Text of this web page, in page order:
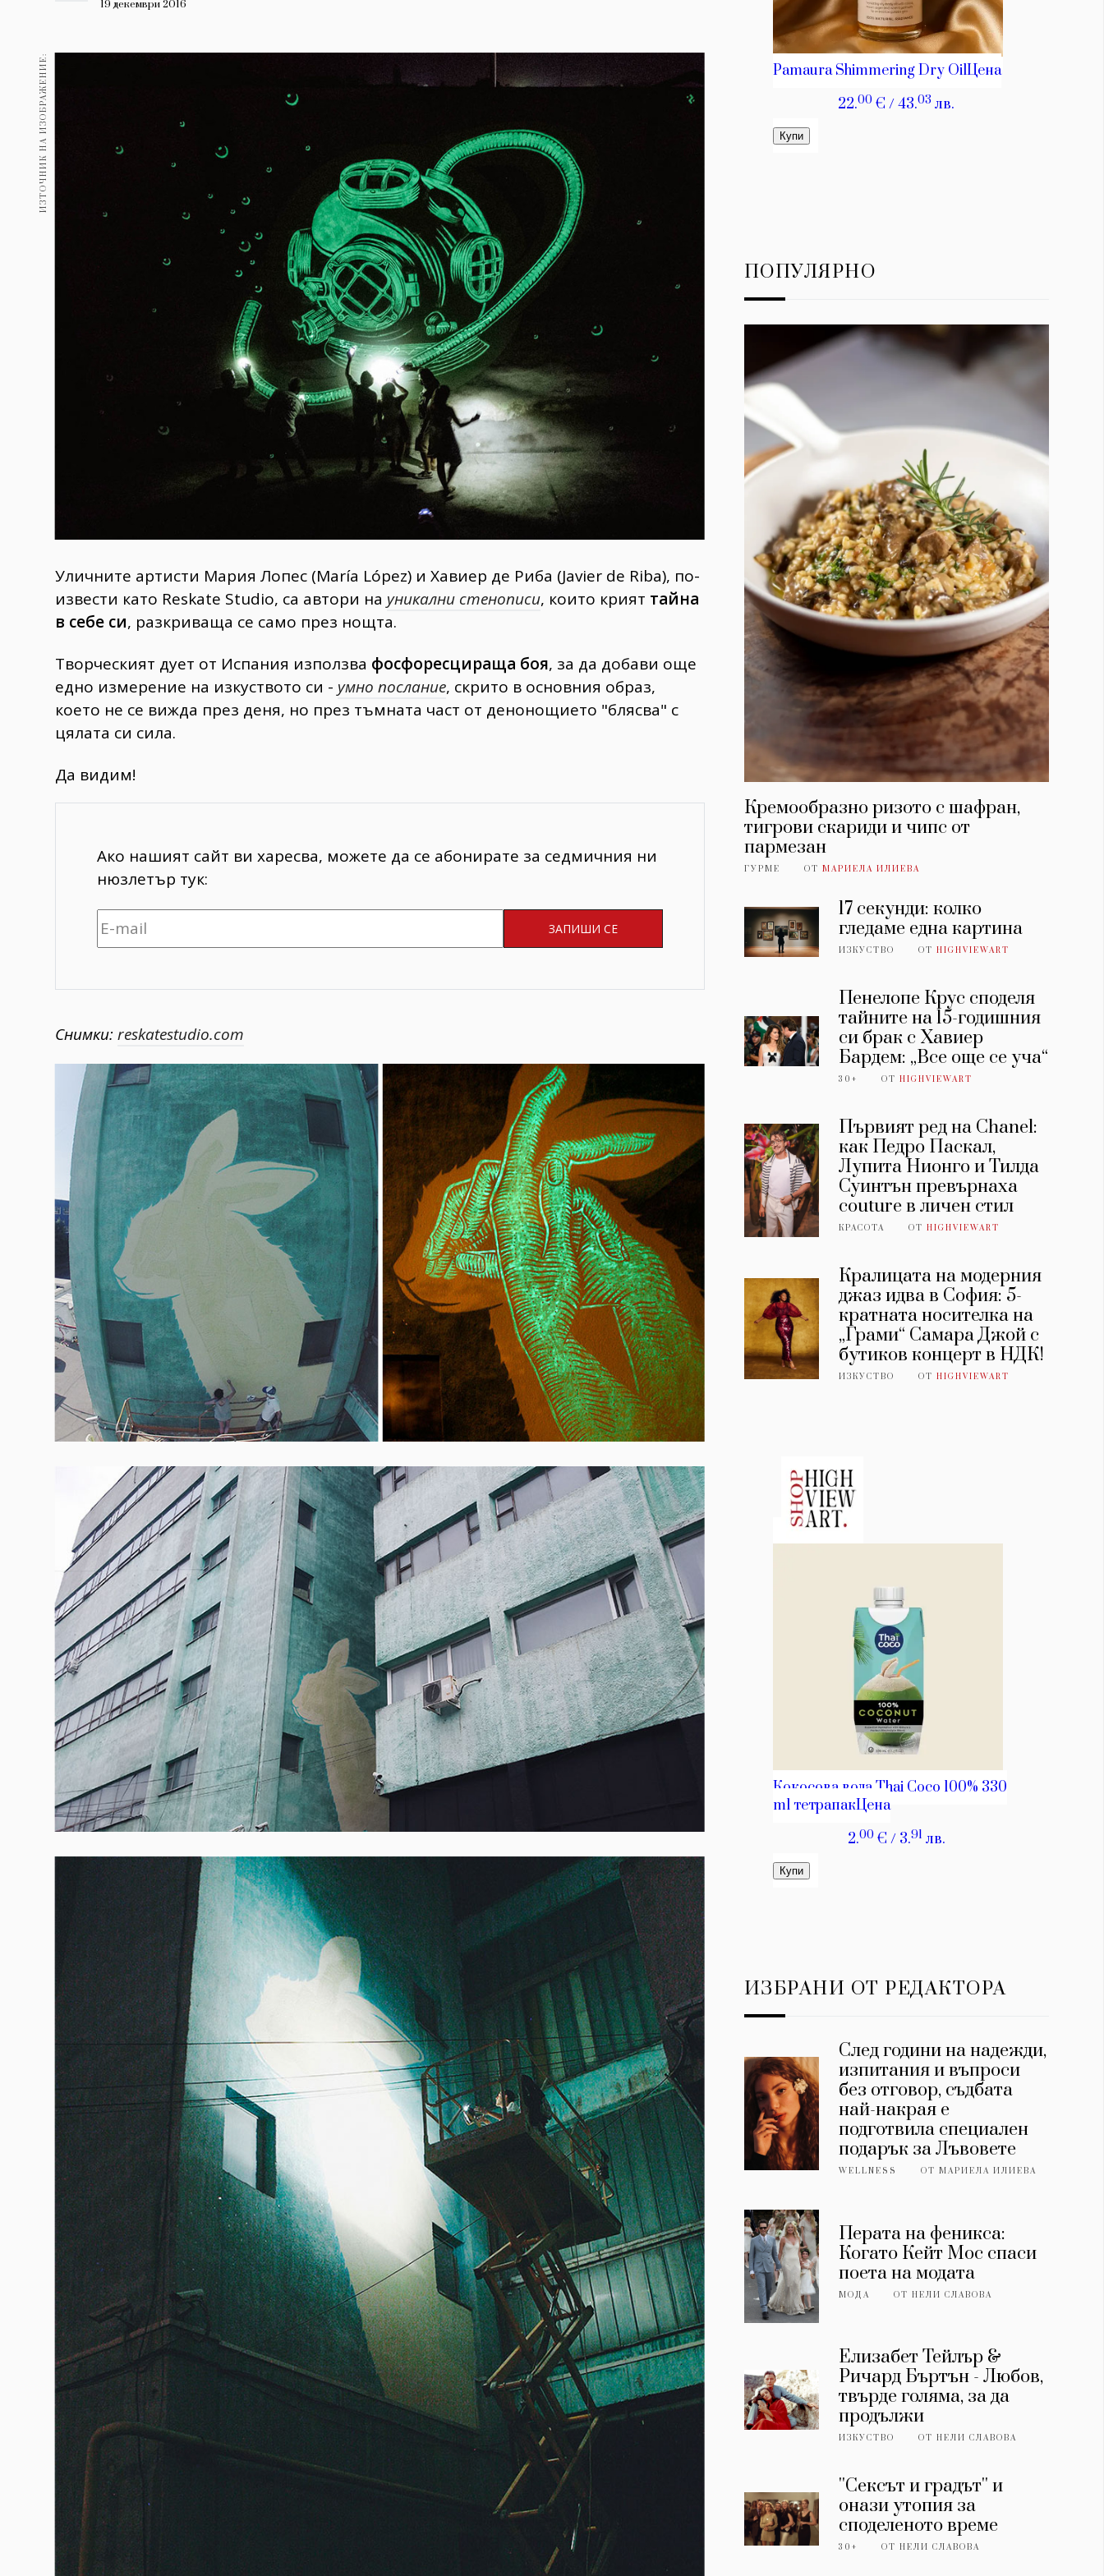
Здраве
Gentlemen
Wellness
19 декември 2016
ИЗТОЧНИК НА ИЗОБРАЖЕНИЕ:
Уличните артисти Мария Лопес (María López) и Хавиер де Риба (Javier de Riba), по-
извести като Reskate Studio, са автори на уникални стенописи, които крият тайна
в себе си, разкриваща се само през нощта.
Творческият дует от Испания използва фосфоресциращa боя, за да добави още
едно измерение на изкуството си - умно послание, скрито в основния образ,
което не се вижда през деня, но през тъмната част от денонощието "блясва" с
цялата си сила.
Да видим!
Ако нашият сайт ви харесва, можете да се абонирате за седмичния ни
нюзлетър тук:
Снимки: reskatestudio.com
ПОПУЛЯРНО
Кремообразно ризото с шафран,
тигрови скариди и чипс от
пармезан
ГУРМЕ ОТ МАРИЕЛА ИЛИЕВА
17 секунди: колко
гледаме една картина
ИЗКУСТВО ОТHIGHVIEWART
Пенелопе Крус споделя
тайните на 15-годишния
си брак с Хавиер
Бардем: „Все още се уча“
30+ ОТHIGHVIEWART
Първият ред на Chanel:
как Педро Паскал,
Лупита Нионго и Тилда
Суинтън превърнаха
couture в личен стил
КРАСОТА ОТHIGHVIEWART
Кралицата на модерния
джаз идва в София: 5-
кратната носителка на
„Грами“ Самара Джой с
бутиков концерт в НДК!
ИЗКУСТВО ОТHIGHVIEWART
ИЗБРАНИ ОТ РЕДАКТОРА
След години на надежди,
изпитания и въпроси
без отговор, съдбата
най-накрая е
подготвила специален
подарък за Лъвовете
WELLNESS ОТМАРИЕЛА ИЛИЕВА
Перата на феникса:
Когато Кейт Мос спаси
поета на модата
МОДА ОТНЕЛИ СЛАВОВА
Елизабет Тейлър &
Ричард Бъртън - Любов,
твърде голяма, за да
продължи
ИЗКУСТВО ОТНЕЛИ СЛАВОВА
''Сексът и градът'' и
онази утопия за
споделеното време
30+ ОТНЕЛИ СЛАВОВА